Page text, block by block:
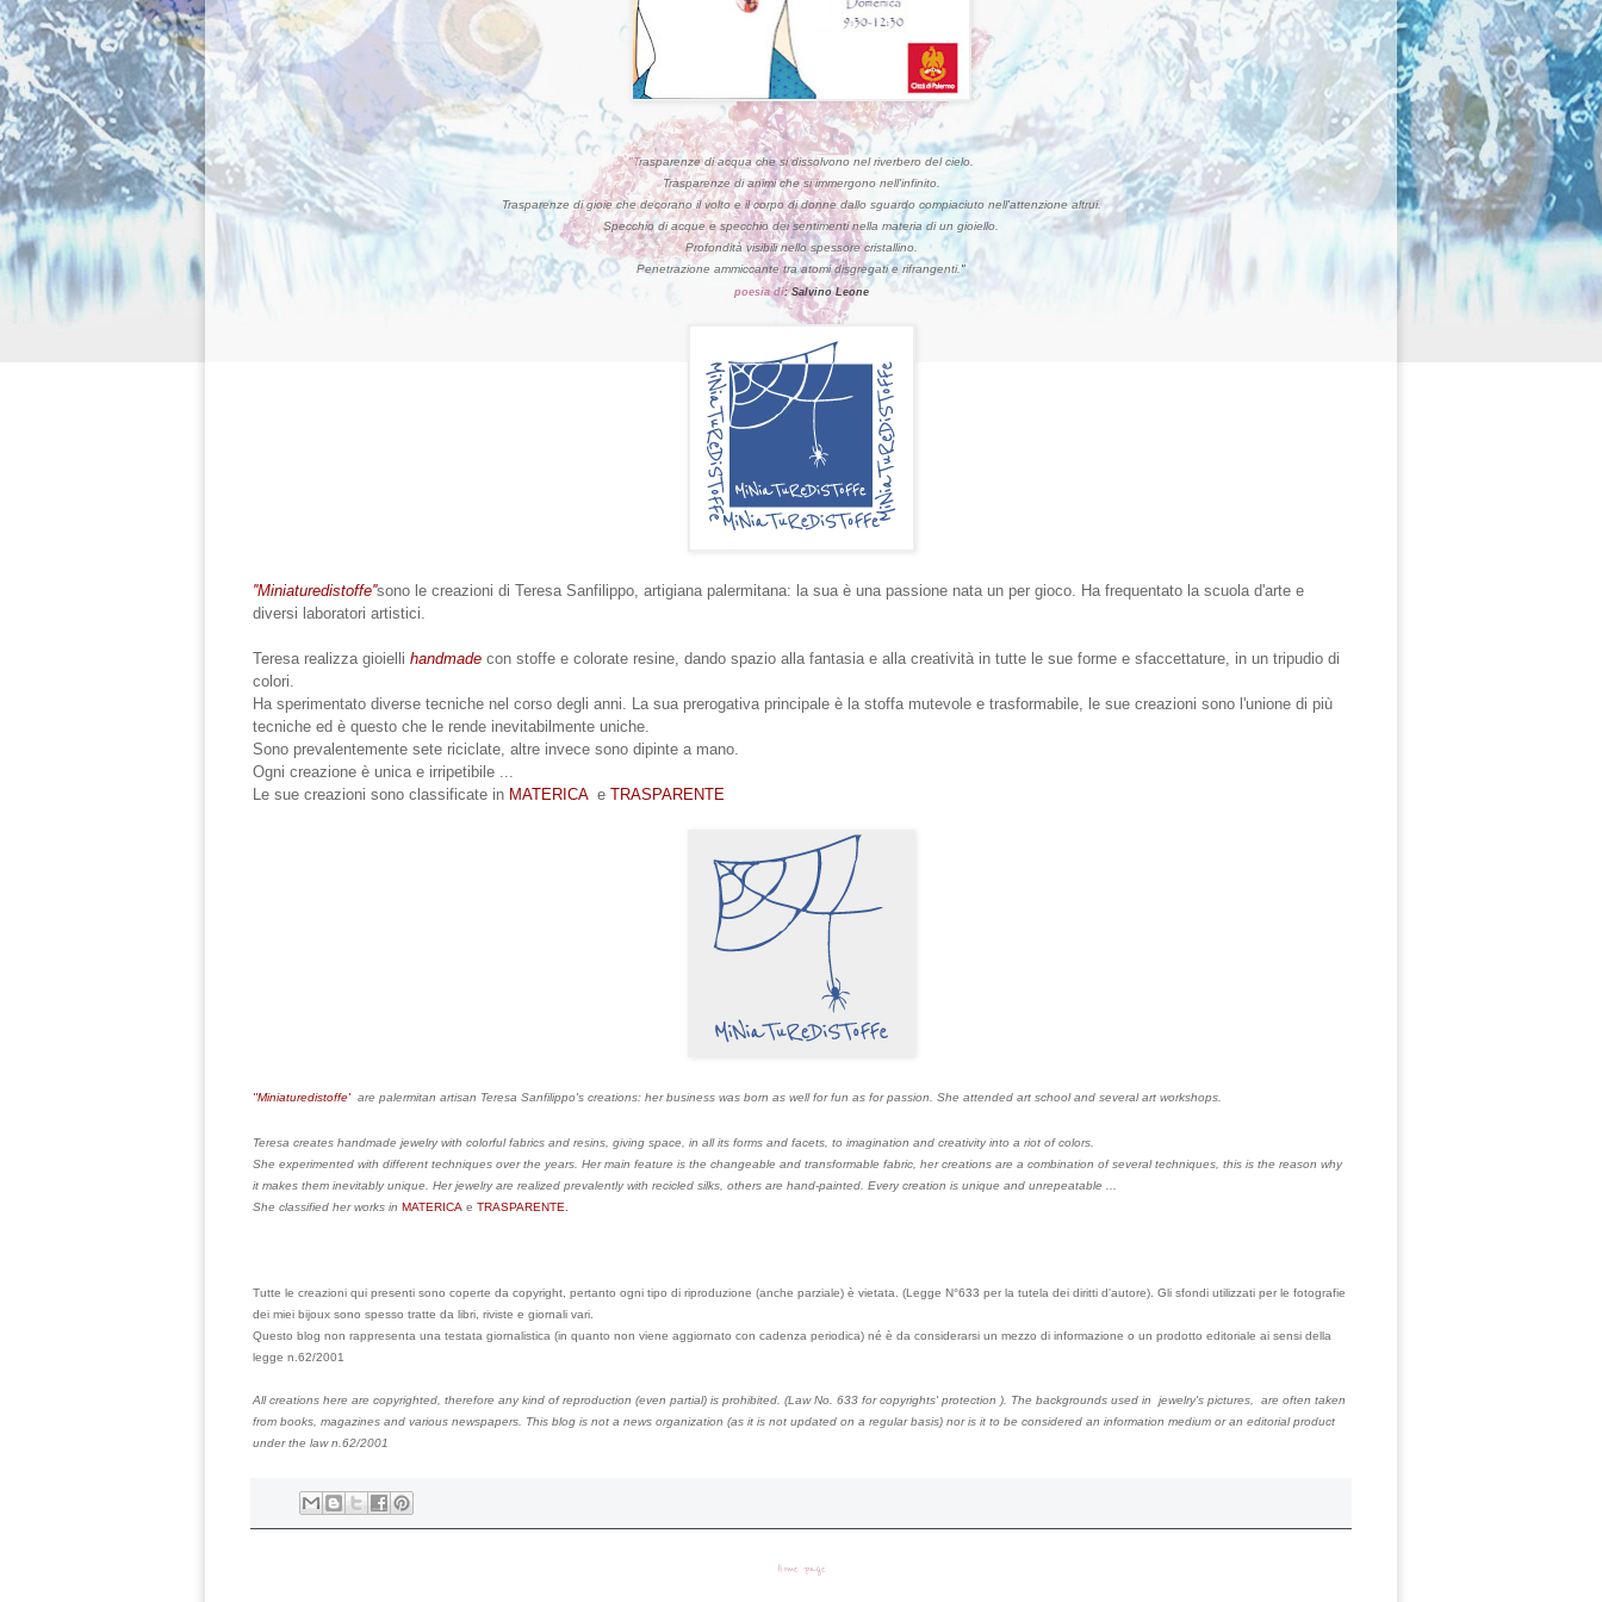
"Trasparenze di acqua che si dissolvono nel riverbero del cielo.
Trasparenze di animi che si immergono nell'infinito.
Trasparenze di gioie che decorano il volto e il corpo di donne dallo sguardo compiaciuto nell'attenzione altrui.
Specchio di acque e specchio dei sentimenti nella materia di un gioiello.
Profondità visibili nello spessore cristallino.
Penetrazione ammiccante tra atomi disgregati e rifrangenti. "
poesia di: Salvino Leone
''Miniaturedistoffe''sono le creazioni di Teresa Sanfilippo, artigiana palermitana: la sua è una passione nata un per gioco. Ha frequentato la scuola d'arte e
diversi laboratori artistici.
Teresa realizza gioielli handmade con stoffe e colorate resine, dando spazio alla fantasia e alla creatività in tutte le sue forme e sfaccettature, in un tripudio di
colori.
Ha sperimentato diverse tecniche nel corso degli anni. La sua prerogativa principale è la stoffa mutevole e trasformabile, le sue creazioni sono l'unione di più
tecniche ed è questo che le rende inevitabilmente uniche.
Sono prevalentemente sete riciclate, altre invece sono dipinte a mano.
Ogni creazione è unica e irripetibile ...
Le sue creazioni sono classificate in MATERICAe TRASPARENTE
''Miniaturedistoffe' are palermitan artisan Teresa Sanfilippo's creations: her business was born as well for fun as for passion. She attended art school and several art workshops.
Teresa creates handmade jewelry with colorful fabrics and resins, giving space, in all its forms and facets, to imagination and creativity into a riot of colors.
She experimented with different techniques over the years. Her main feature is the changeable and transformable fabric, her creations are a combination of several techniques, this is the reason why
it makes them inevitably unique. Her jewelry are realized prevalently with recicled silks, others are hand-painted. Every creation is unique and unrepeatable ...
She classified her works in MATERICA e TRASPARENTE.
Tutte le creazioni qui presenti sono coperte da copyright, pertanto ogni tipo di riproduzione (anche parziale) è vietata. (Legge N°633 per la tutela dei diritti d'autore). Gli sfondi utilizzati per le fotografie
dei miei bijoux sono spesso tratte da libri, riviste e giornali vari.
Questo blog non rappresenta una testata giornalistica (in quanto non viene aggiornato con cadenza periodica) né è da considerarsi un mezzo di informazione o un prodotto editoriale ai sensi della
legge n.62/2001
All creations here are copyrighted, therefore any kind of reproduction (even partial) is prohibited. (Law No. 633 forcopyrights' protection ). The backgrounds used in jewelry's pictures, are often taken
from books, magazines and various newspapers. This blog is not a news organization (as it is not updated on a regular basis) nor is it to be considered an information medium or an editorial product
under the law n.62/2001
Home page